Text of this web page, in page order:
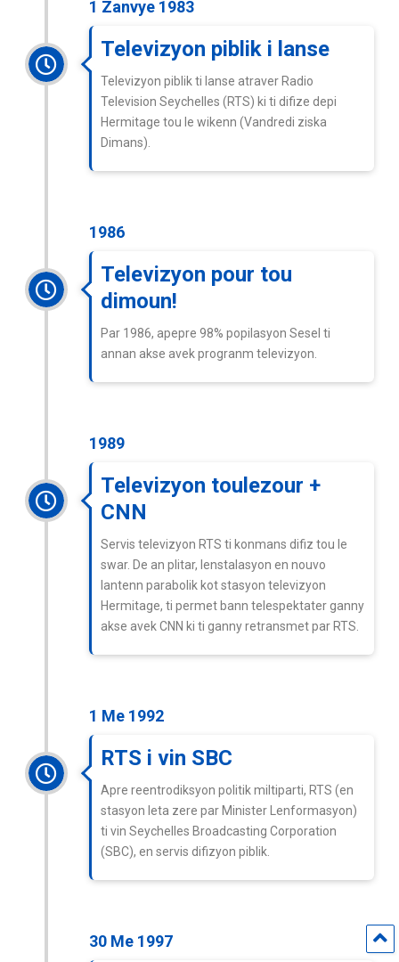
1 Zanvye 1983
Televizyon piblik i lanse
Televizyon piblik ti lanse atraver Radio
Television Seychelles (RTS) ki ti difize depi
Hermitage tou le wikenn (Vandredi ziska
Dimans).
1986
Televizyon pour tou
dimoun!
Par 1986, apepre 98% popilasyon Sesel ti
annan akse avek progranm televizyon.
1989
Televizyon toulezour +
CNN
Servis televizyon RTS ti konmans difiz tou le
swar. De an plitar, lenstalasyon en nouvo
lantenn parabolik kot stasyon televizyon
Hermitage, ti permet bann telespektater ganny
akse avek CNN ki ti ganny retransmet par RTS.
1 Me 1992
RTS i vin SBC
Apre reentrodiksyon politik miltiparti, RTS (en
stasyon leta zere par Minister Lenformasyon)
ti vin Seychelles Broadcasting Corporation
(SBC), en servis difizyon piblik.
30 Me 1997